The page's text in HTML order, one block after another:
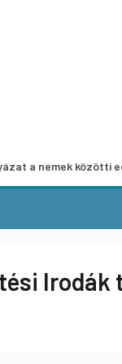
közötti
Irodák